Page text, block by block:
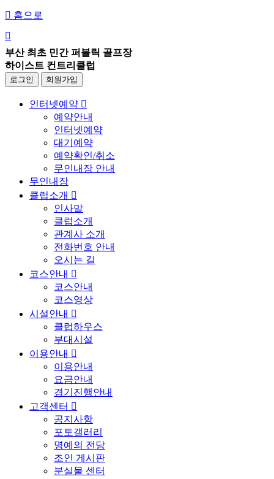
 홈으로

부산 최초 민간 퍼블릭 골프장
하이스트 컨트리클럽
로그인 회원가입
인터넷예약 
예약안내
인터넷예약
대기예약
예약확인/취소
무인내장 안내
무인내장
클럽소개 
인사말
클럽소개
관계사 소개
전화번호 안내
오시는 길
코스안내 
코스안내
코스영상
시설안내 
클럽하우스
부대시설
이용안내 
이용안내
요금안내
경기진행안내
고객센터 
공지사항
포토갤러리
명예의 전당
조인 게시판
분실물 센터